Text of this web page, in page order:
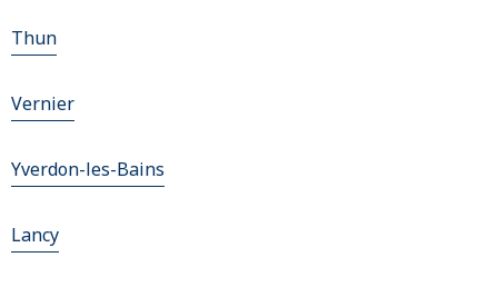
Thun
Vernier
Yverdon-les-Bains
Lancy